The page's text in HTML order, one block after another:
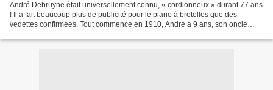
André Debruyne était universellement connu, « cordionneux » durant 77 ans
! Il a fait beaucoup plus de publicité pour le piano à bretelles que des
vedettes confirmées. Tout commence en 1910, André a 9 ans, son oncle